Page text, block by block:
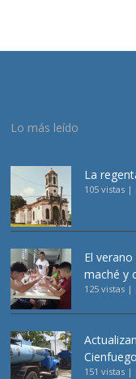
Lo más leído
La
105 vistas |
El
maché y
125 vistas |
151 vistas |